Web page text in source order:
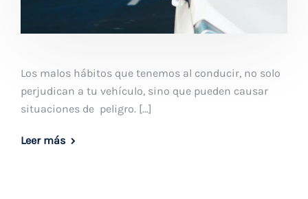
Los malos hábitos que tenemos al conducir, no solo
perjudican a tu vehículo, sino que pueden causar
situaciones de peligro. […]
Leer más